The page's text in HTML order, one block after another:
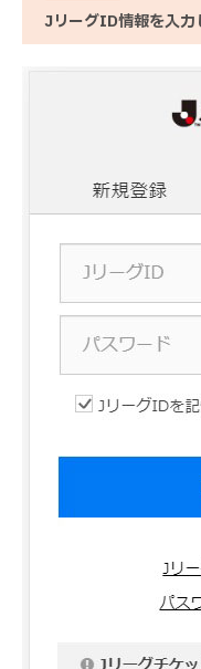
JリーグID情報を入力